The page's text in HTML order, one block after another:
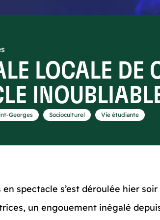
LOCALE DE
Georges , Socioculturel , Vie étudiante
spectacle s’est déroulée hier
un engouement inégalé